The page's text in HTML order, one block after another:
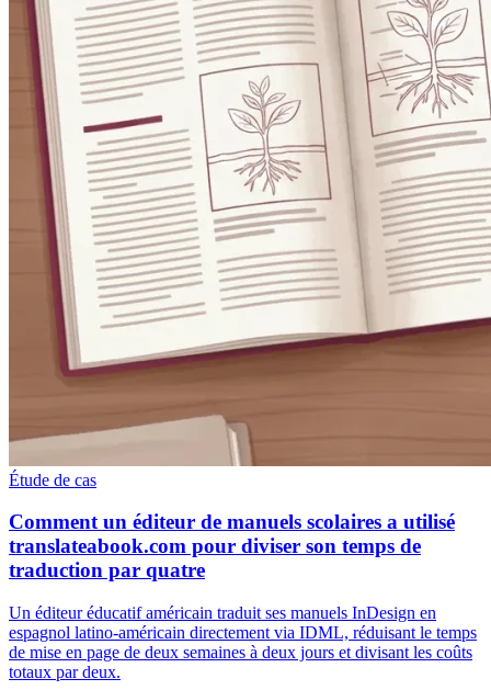
Étude de cas
Comment un éditeur de manuels scolaires a utilisé
translateabook.com pour diviser son temps de
traduction par quatre
Un éditeur éducatif américain traduit ses manuels InDesign en
espagnol latino-américain directement via IDML, réduisant le temps
de mise en page de deux semaines à deux jours et divisant les coûts
totaux par deux.